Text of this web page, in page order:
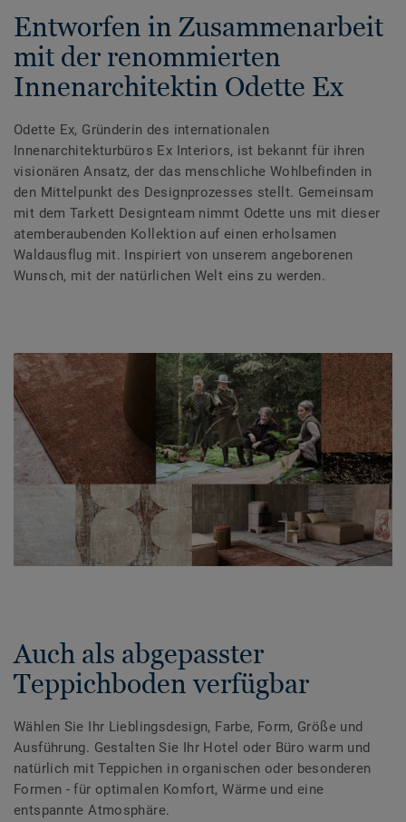
Entworfen in Zusammenarbeit
mit der renommierten
Innenarchitektin Odette Ex
Odette Ex, Gründerin des internationalen
Innenarchitekturbüros Ex Interiors, ist bekannt für ihren
visionären Ansatz, der das menschliche Wohlbefinden in
den Mittelpunkt des Designprozesses stellt. Gemeinsam
mit dem Tarkett Designteam nimmt Odette uns mit dieser
atemberaubenden Kollektion auf einen erholsamen
Waldausflug mit. Inspiriert von unserem angeborenen
Wunsch, mit der natürlichen Welt eins zu werden.
Auch als abgepasster
Teppichboden verfügbar
Wählen Sie Ihr Lieblingsdesign, Farbe, Form, Größe und
Ausführung. Gestalten Sie Ihr Hotel oder Büro warm und
natürlich mit Teppichen in organischen oder besonderen
Formen - für optimalen Komfort, Wärme und eine
entspannte Atmosphäre.